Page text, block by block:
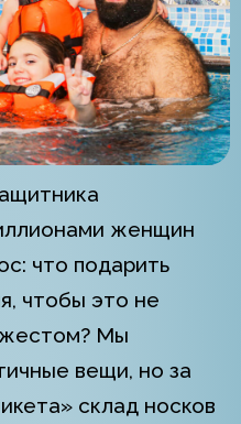
женщин
что подарить
чтобы это не
Мы
вещи, но за
склад носков